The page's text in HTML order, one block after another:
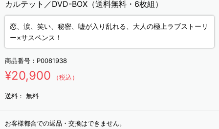
カルテット／DVD-BOX（送料無料・6枚組）
恋、涙、笑い、秘密、嘘が入り乱れる、大人の極上ラブストーリ
ー×サスペンス！
商品番号： P0081938
¥20,900 （税込）
送料： 無料
お客様都合での返品・交換はできません。